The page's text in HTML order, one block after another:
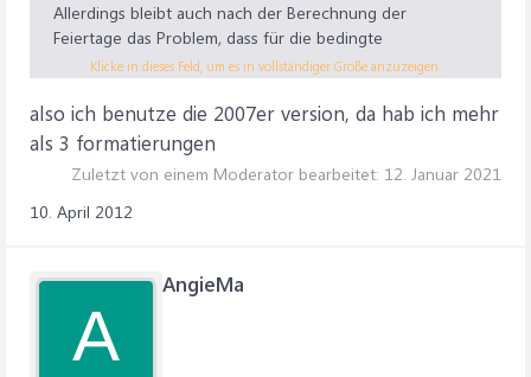
Allerdings bleibt auch nach der Berechnung der
Feiertage das Problem, dass für die bedingte
Formatierung nur drei Möglichkeiten bestehen - - - und
Hat jemand eine Idee für die 4. bedingte Formatierung
(oder geht das im neueren Excel 2010?)?
VG
Klicke in dieses Feld, um es in vollständiger Größe anzuzeigen.
also ich benutze die 2007er version, da hab ich mehr
als 3 formatierungen
Zuletzt von einem Moderator bearbeitet: 12. Januar 2021
10. April 2012
A
AngieMa